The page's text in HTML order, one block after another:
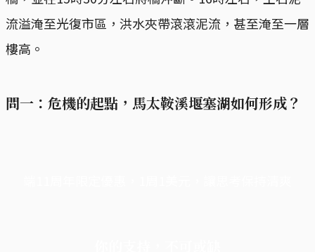
流溢淹至光復市區，洪水夾帶滾滾泥流，甚至淹至一層
樓高。
問一：危機的起點，馬太鞍溪堰塞湖如何形成？